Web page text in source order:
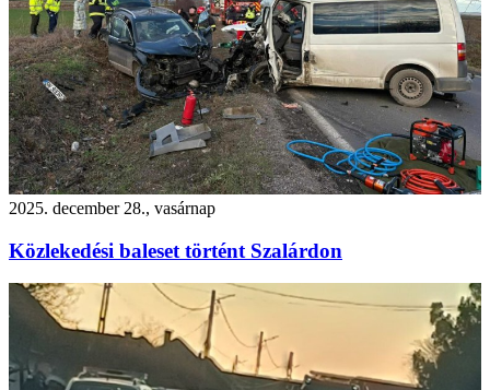
2025. december 28., vasárnap
Közlekedési baleset történt Szalárdon